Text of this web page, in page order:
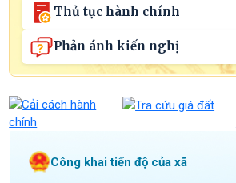
Thủ tục hành chính
Phản ánh kiến nghị
Công khai tiến độ của xã